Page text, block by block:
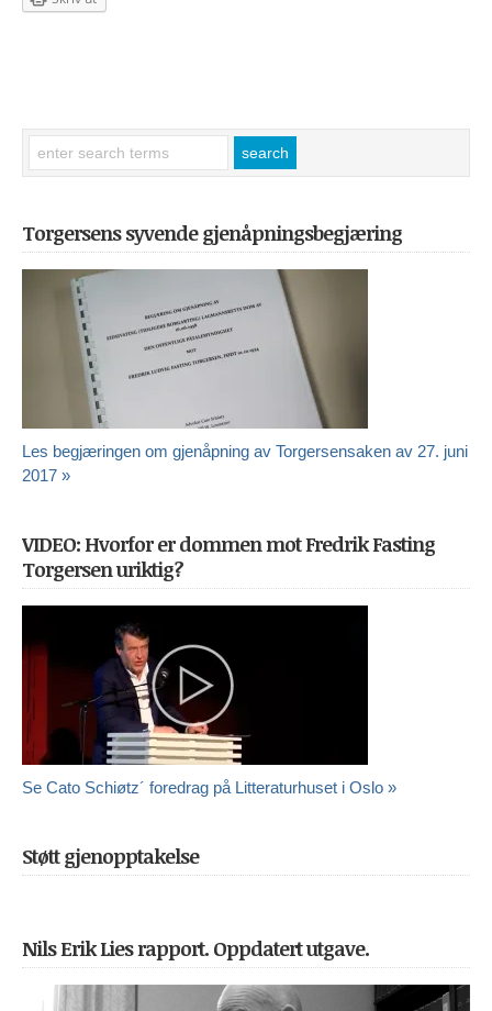
Torgersens syvende gjenåpningsbegjæring
Les begjæringen om gjenåpning av Torgersensaken av 27. juni
2017 »
VIDEO: Hvorfor er dommen mot Fredrik Fasting
Torgersen uriktig?
Se Cato Schiøtz´ foredrag på Litteraturhuset i Oslo »
Støtt gjenopptakelse
Nils Erik Lies rapport. Oppdatert utgave.